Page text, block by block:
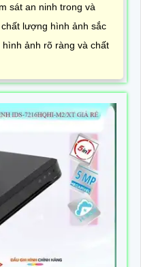
sát an ninh trong và
lượng hình ảnh sắc
ảnh rõ ràng và chất